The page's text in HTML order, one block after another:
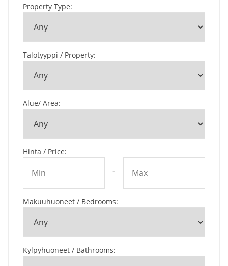
Property Type:
Talotyyppi / Property:
Alue/ Area:
Hinta / Price:
-
Makuuhuoneet / Bedrooms:
Kylpyhuoneet / Bathrooms: